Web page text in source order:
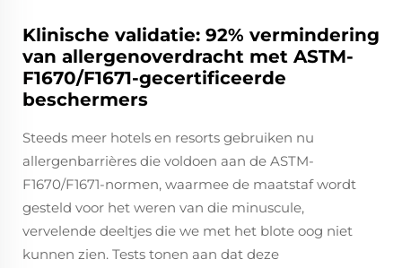
Klinische validatie: 92% vermindering
van allergenoverdracht met ASTM-
F1670/F1671-gecertificeerde
beschermers
Steeds meer hotels en resorts gebruiken nu
allergenbarrières die voldoen aan de ASTM-
F1670/F1671-normen, waarmee de maatstaf wordt
gesteld voor het weren van die minuscule,
vervelende deeltjes die we met het blote oog niet
kunnen zien. Tests tonen aan dat deze